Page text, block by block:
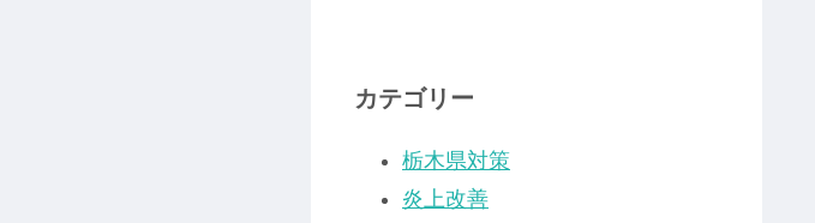
カテゴリー
栃木県対策
炎上改善